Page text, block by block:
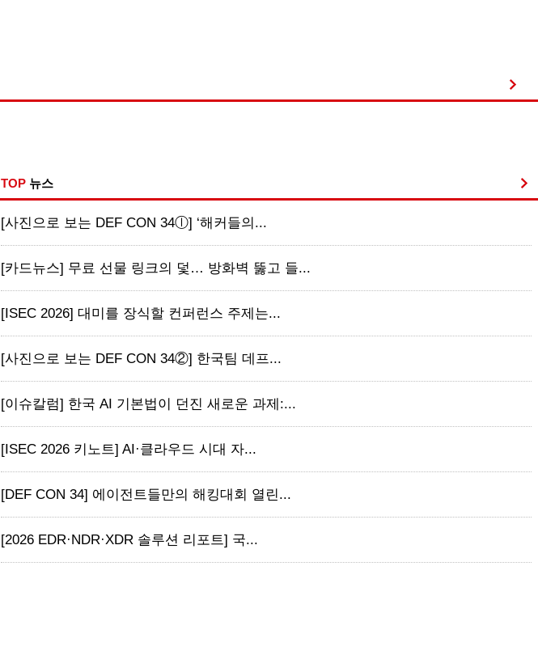
TOP 뉴스
[사진으로 보는 DEF CON 34ⓛ] ‘해커들의...
[카드뉴스] 무료 선물 링크의 덫… 방화벽 뚫고 들...
[ISEC 2026] 대미를 장식할 컨퍼런스 주제는...
[사진으로 보는 DEF CON 34②] 한국팀 데프...
[이슈칼럼] 한국 AI 기본법이 던진 새로운 과제:...
[ISEC 2026 키노트] AI·클라우드 시대 자...
[DEF CON 34] 에이전트들만의 해킹대회 열린...
[2026 EDR·NDR·XDR 솔루션 리포트] 국...